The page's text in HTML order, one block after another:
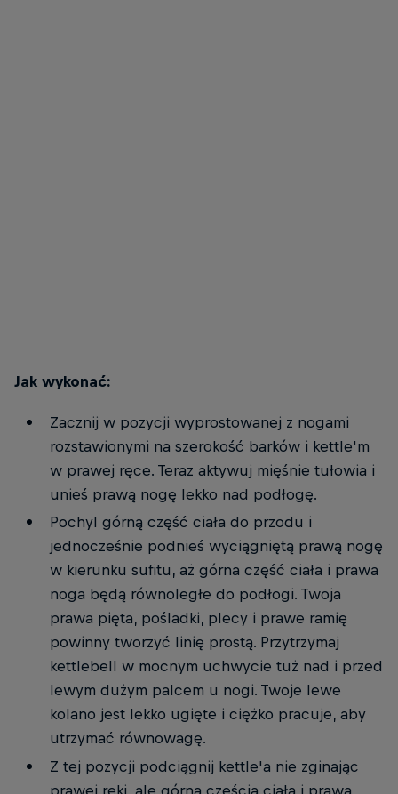
Jak wykonać:
Zacznij w pozycji wyprostowanej z nogami
rozstawionymi na szerokość barków i kettle'm
w prawej ręce. Teraz aktywuj mięśnie tułowia i
unieś prawą nogę lekko nad podłogę.
Pochyl górną część ciała do przodu i
jednocześnie podnieś wyciągniętą prawą nogę
w kierunku sufitu, aż górna część ciała i prawa
noga będą równoległe do podłogi. Twoja
prawa pięta, pośladki, plecy i prawe ramię
powinny tworzyć linię prostą. Przytrzymaj
kettlebell w mocnym uchwycie tuż nad i przed
lewym dużym palcem u nogi. Twoje lewe
kolano jest lekko ugięte i ciężko pracuje, aby
utrzymać równowagę.
Z tej pozycji podciągnij kettle'a nie zginając
prawej ręki, ale górną częścią ciała i prawą